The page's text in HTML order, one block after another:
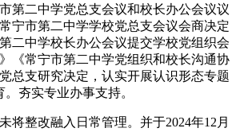
第二中学党总支会议和校长办公会议议
宁市第二中学学校党总支会议会商决定
二中学校长办公会议提交学校党组织会
《常宁市第二中学党组织和校长沟通协
总支研究决定，认实开展认识形态专题
。夯实专业办事支持。
整改融入日常管理。并于2024年12月